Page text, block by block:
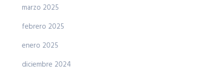
marzo 2025
febrero 2025
enero 2025
diciembre 2024